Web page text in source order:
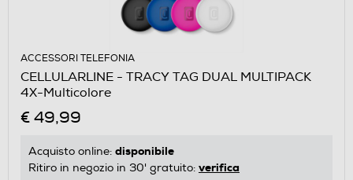
ACCESSORI TELEFONIA
CELLULARLINE - TRACY TAG DUAL MULTIPACK
4X-Multicolore
€ 49,99
Acquisto online: disponibile
Ritiro in negozio in 30' gratuito: verifica